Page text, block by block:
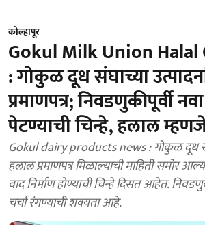
कोल्हापूर
Gokul Milk Union
: गोकुळ दूध संघाच्या
प्रमाणपत्र; निवडणुकीपूर्वी
पेटण्याची चिन्हे, हलाल
Gokul dairy products news : गोकुळ दूध
हलाल प्रमाणपत्र मिळाल्याची माहिती समोर
वाद निर्माण होण्याची चिन्हे दिसत आहेत.
चर्चा रंगण्याची शक्यता आहे.